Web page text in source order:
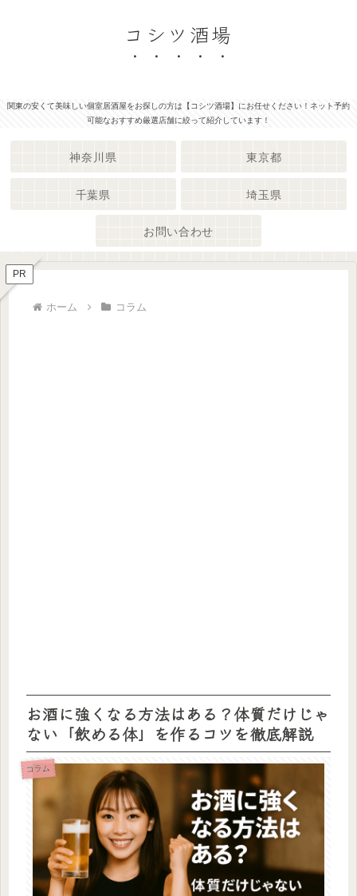
コシツ酒場
関東の安くて美味しい個室居酒屋をお探しの方は【コシツ酒場】にお任せください！ネット予約
可能なおすすめ厳選店舗に絞って紹介しています！
神奈川県 東京都
千葉県 埼玉県
お問い合わせ
PR
ホーム コラム
お酒に強くなる方法はある？体質だけじゃ
ない「飲める体」を作るコツを徹底解説
コラム